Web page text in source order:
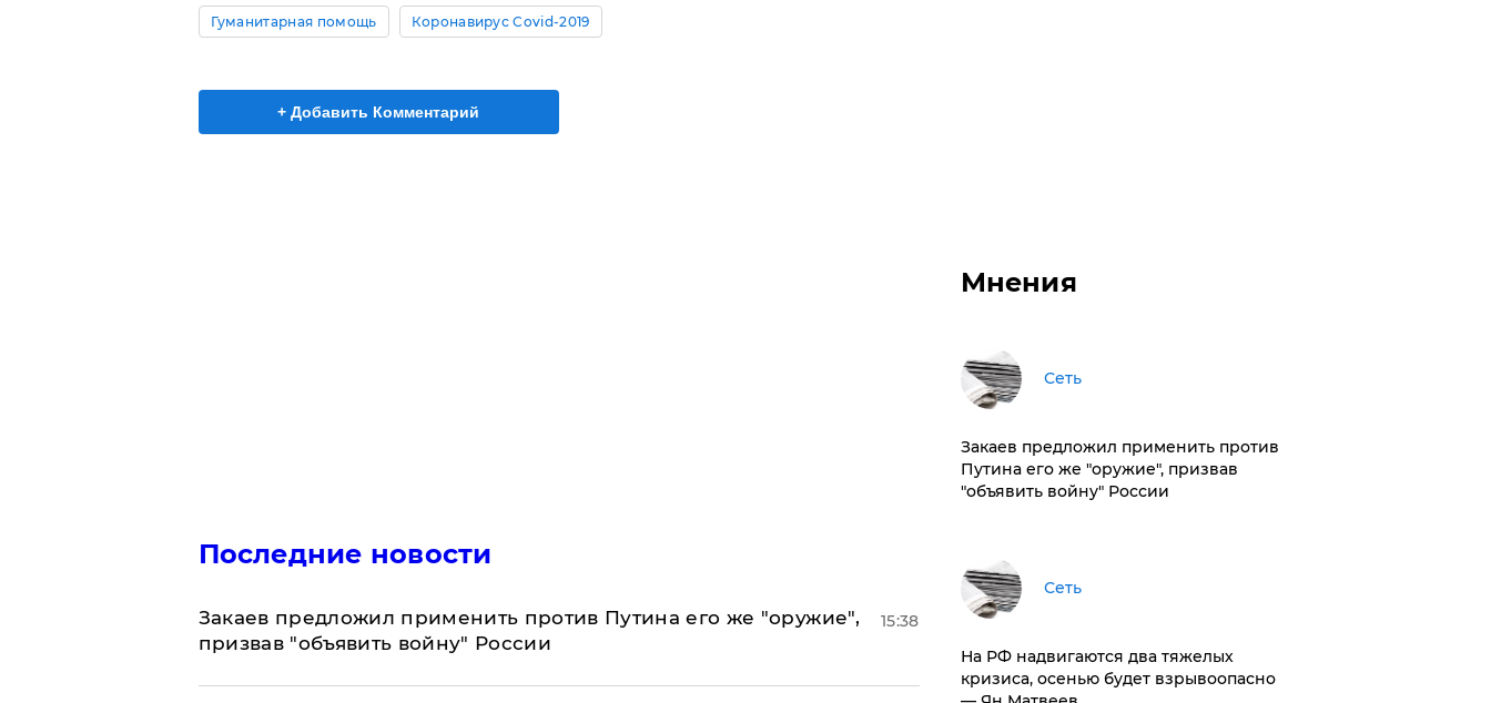
Гуманитарная помощь Коронавирус Covid-2019
+ Добавить Комментарий
Последние новости
Закаев предложил применить против Путина его же "оружие",
призвав "объявить войну" России
15:38
Мнения
Сеть
Закаев предложил применить против
Путина его же "оружие", призвав
"объявить войну" России
Сеть
На РФ надвигаются два тяжелых
кризиса, осенью будет взрывоопасно